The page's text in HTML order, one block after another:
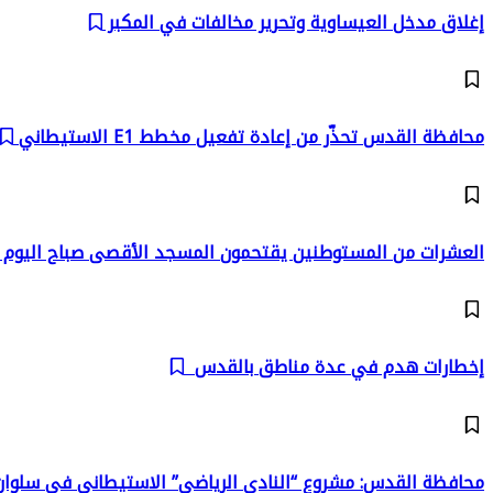
إغلاق مدخل العيساوية وتحرير مخالفات في المكبر
محافظة القدس تحذّر من إعادة تفعيل مخطط E1 الاستيطاني
العشرات من المستوطنين يقتحمون المسجد الأقصى صباح
إخطارات هدم في عدة مناطق بالقدس
محافظة القدس: مشروع “النادي الرياضي” الاستيطاني في